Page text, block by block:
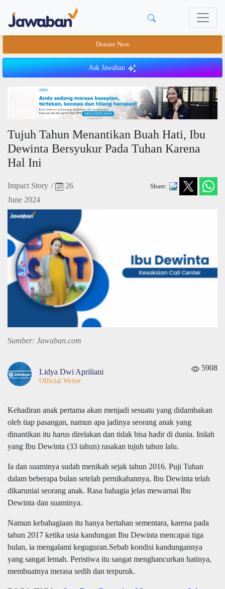
Donate Now
Ask Jawaban
Tujuh Tahun Menantikan Buah Hati, Ibu
Dewinta Bersyukur Pada Tuhan Karena
Hal Ini
Impact Story /
26
June 2024
Share:
Sumber: Jawaban.com
Lidya Dwi Apriliani
Official Writer
5908
Kehadiran anak pertama akan menjadi sesuatu yang didambakan
oleh tiap pasangan, namun apa jadinya seorang anak yang
dinantikan itu harus direlakan dan tidak bisa hadir di dunia. Inilah
yang Ibu Dewinta (33 tahun) rasakan tujuh tahun lalu.
Ia dan suaminya sudah menikah sejak tahun 2016. Puji Tuhan
dalam beberapa bulan setelah pernikahannya, Ibu Dewinta telah
dikaruniai seorang anak. Rasa bahagia jelas mewarnai Ibu
Dewinta dan suaminya.
Namun kebahagiaan itu hanya bertahan sementara, karena pada
tahun 2017 ketika usia kandungan Ibu Dewinta mencapai tiga
bulan, ia mengalami keguguran.Sebab kondisi kandungannya
yang sangat lemah. Peristiwa itu sangat menghancurkan hatinya,
membuatnya merasa sedih dan terpuruk.